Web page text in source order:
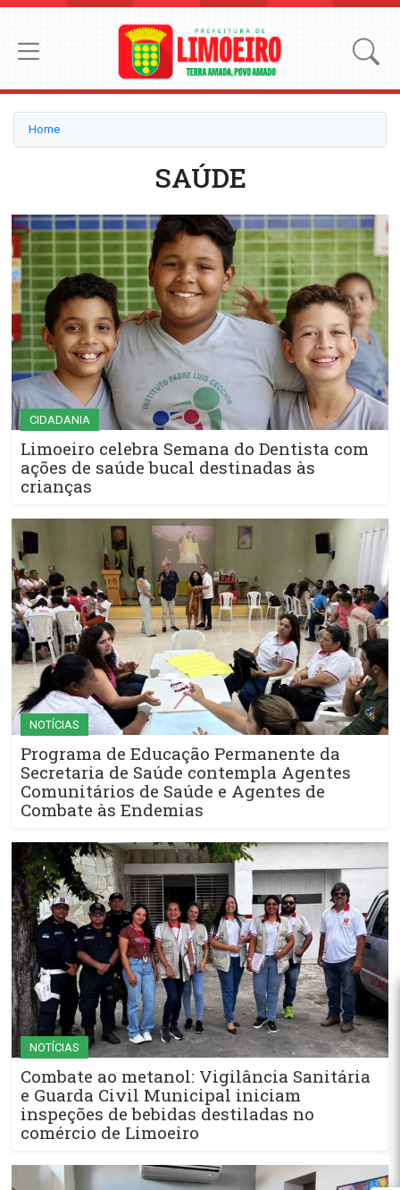
Home
SAÚDE
CIDADANIA
Limoeiro celebra Semana do Dentista com
ações de saúde bucal destinadas às
crianças
NOTÍCIAS
Programa de Educação Permanente da
Secretaria de Saúde contempla Agentes
Comunitários de Saúde e Agentes de
Combate às Endemias
NOTÍCIAS
Combate ao metanol: Vigilância Sanitária
e Guarda Civil Municipal iniciam
inspeções de bebidas destiladas no
comércio de Limoeiro